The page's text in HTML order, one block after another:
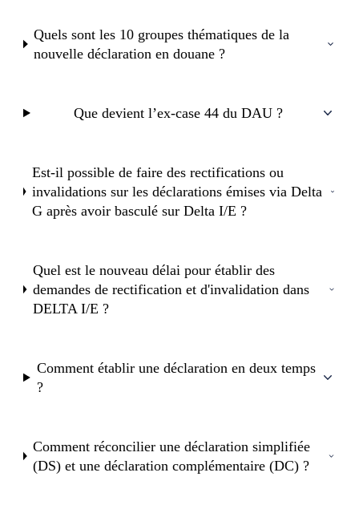
Quels sont les 10 groupes thématiques de la
nouvelle déclaration en douane ?
Que devient l’ex-case 44 du DAU ?
Est-il possible de faire des rectifications ou
invalidations sur les déclarations émises via Delta
G après avoir basculé sur Delta I/E ?
Quel est le nouveau délai pour établir des
demandes de rectification et d'invalidation dans
DELTA I/E ?
Comment établir une déclaration en deux temps
?
Comment réconcilier une déclaration simplifiée
(DS) et une déclaration complémentaire (DC) ?